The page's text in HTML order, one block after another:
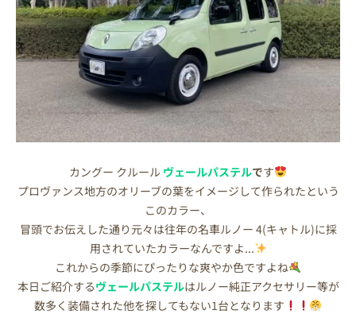
カングー クルール ヴェールパステルです
プロヴァンス地方のオリーブの葉をイメージして作られたという
このカラー、
冒頭でお伝えした通り元々は往年の名車ルノー 4(キャトル)に採
用されていたカラーなんですよ...
これからの季節にぴったりな爽やか色ですよね
本日ご紹介するヴェールパステルはルノー純正アクセサリー等が
数多く装備された他を探してもない1台となります